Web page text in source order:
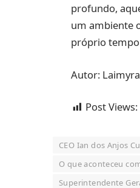
profundo,
um ambiente
próprio
Autor:
Post Views:
CEO Ian dos Anjos
O que aconteceu
Superintendente